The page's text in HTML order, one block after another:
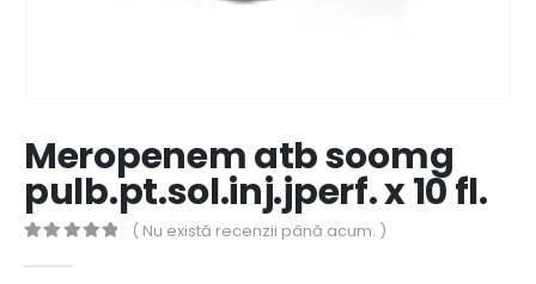
Meropenem atb soomg
pulb.pt.sol.inj.jperf. x 10 fl.
( Nu există recenzii până acum. )